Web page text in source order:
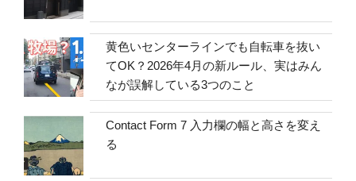
黄色いセンターラインでも自転車を抜い
てOK？2026年4月の新ルール、実はみん
なが誤解している3つのこと
Contact Form 7 入力欄の幅と高さを変え
る